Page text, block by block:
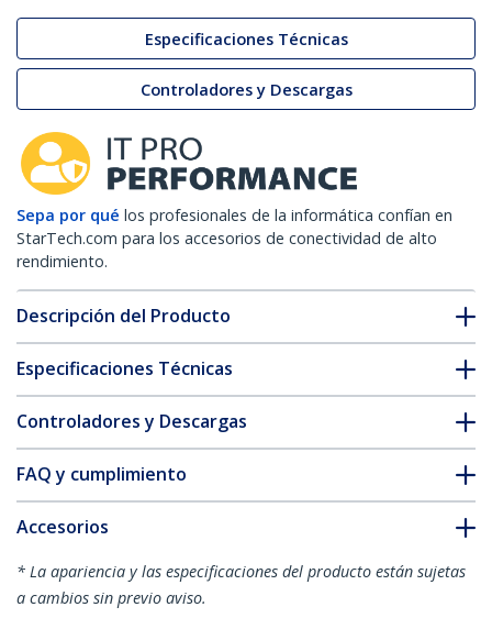
Especificaciones Técnicas
Controladores y Descargas
Sepa por qué los profesionales de la informática confían en
StarTech.com para los accesorios de conectividad de alto
rendimiento.
Descripción del Producto
Especificaciones Técnicas
Controladores y Descargas
FAQ y cumplimiento
Accesorios
* La apariencia y las especificaciones del producto están sujetas
a cambios sin previo aviso.